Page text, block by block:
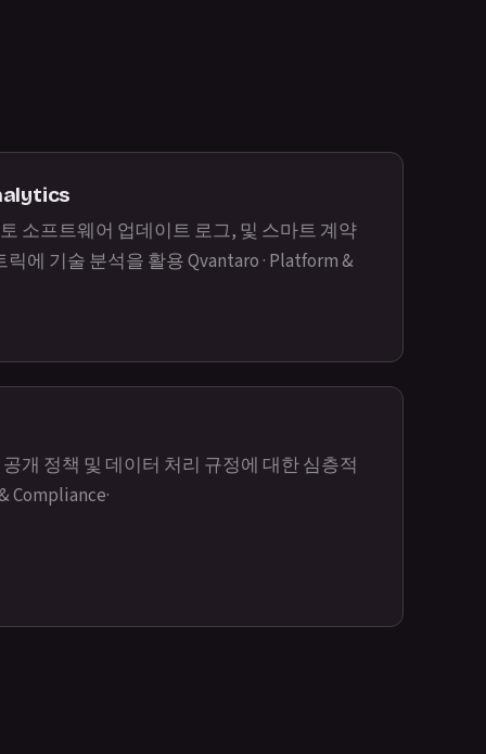
소프트웨어 업데이트 로그, 및 스마트 계약
릭에 기술 분석을 활용Qvantaro · Platform &
개 정책 및 데이터 처리 규정에 대한 심층적
Compliance·